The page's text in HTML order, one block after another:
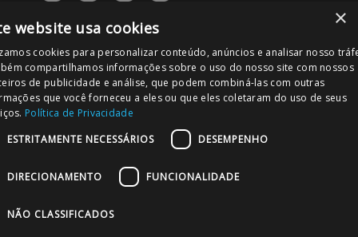
PODE CONFIAR!
×
website usa cookies
cookies para personalizar conteúdo, anúncios e analisar nosso
compartilhamos informações sobre o uso do nosso site com nossos
de publicidade e análise, que podem combiná-las com outras
que você forneceu a eles ou que eles coletaram do uso de seus
Política de Privacidade
ESTRITAMENTE NECESSÁRIOS
DESEMPENHO
DIRECIONAMENTO FUNCIONALIDADE
NÃO CLASSIFICADOS